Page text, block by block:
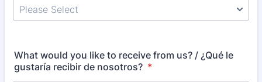
What would you like to receive from us? / ¿Qué le
gustaría recibir de nosotros? *